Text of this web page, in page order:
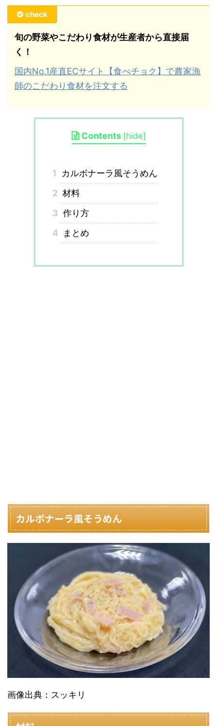
check
旬の野菜やこだわり食材が生産者から直接届
く！
国内No.1産直ECサイト【食べチョク】で農家漁
師のこだわり食材を注文する
Contents [hide]
1
カルボナーラ風そうめん
2 材料
3 作り方
4
まとめ
カルボナーラ風そうめん
画像出典：スッキリ